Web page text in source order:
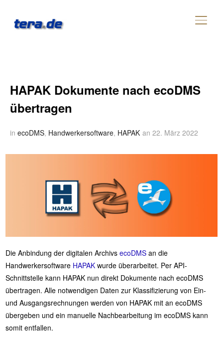
HAPAK Dokumente nach ecoDMS
übertragen
in ecoDMS, Handwerkersoftware, HAPAK an 22. März 2022
Die Anbindung der digitalen ArchivsecoDMS an die
Handwerkersoftware HAPAK wurde überarbeitet. Per API-
Schnittstelle kann HAPAK nun direkt Dokumente nach ecoDMS
übertragen. Alle notwendigen Daten zur Klassifizierung von Ein-
und Ausgangsrechnungen werden von HAPAK mit an ecoDMS
übergeben und ein manuelle Nachbearbeitung im ecoDMS kann
somit entfallen.